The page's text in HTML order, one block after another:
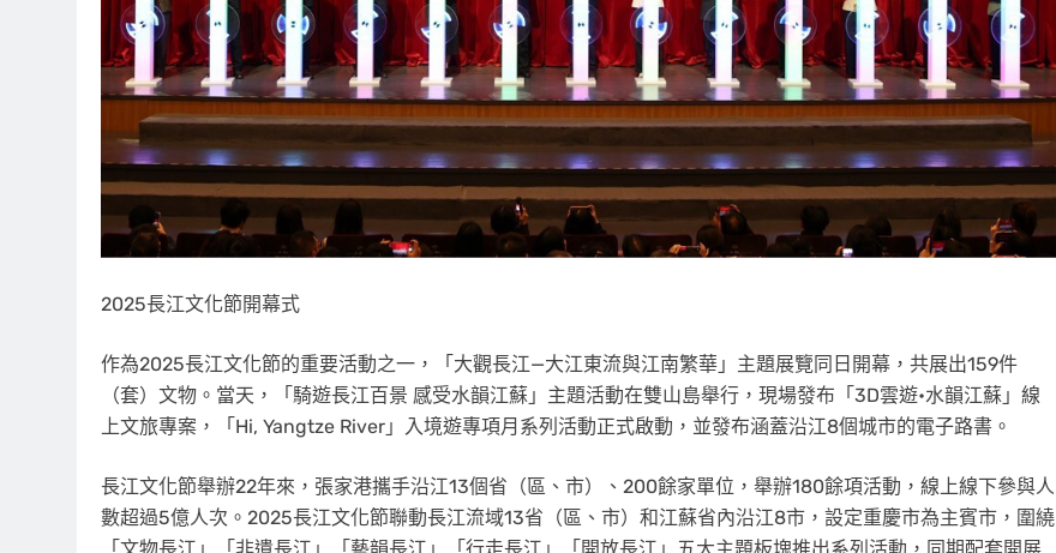
2025長江文化節開幕式
作為2025長江文化節的重要活動之一，「大觀長江—大江東流與江南繁華」主題展覽同日開幕，共展出159件
（套）文物。當天，「騎遊長江百景 感受水韻江蘇」主題活動在雙山島舉行，現場發布「3D雲遊•水韻江蘇」線
上文旅專案，「Hi, Yangtze River」入境遊專項月系列活動正式啟動，並發布涵蓋沿江8個城市的電子路書。
長江文化節舉辦22年來，張家港攜手沿江13個省（區、市）、200餘家單位，舉辦180餘項活動，線上線下參與人
數超過5億人次。2025長江文化節聯動長江流域13省（區、市）和江蘇省內沿江8市，設定重慶市為主賓市，圍繞
「文物長江」「非遺長江」「藝韻長江」「行走長江」「開放長江」五大主題板塊推出系列活動，同期配套開展